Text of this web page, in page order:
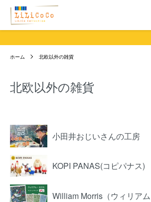
ホーム 北欧以外の雑貨
北欧以外の雑貨
小田井おじいさんの工房
KOPI PANAS(コピパナス)
William Morris（ウィリアム